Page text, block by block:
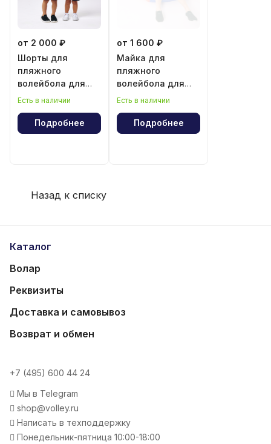
от 2 000 ₽
Шорты для
пляжного
волейбола для
мальчика и
Есть в наличии
Подробнее
от 1 600 ₽
Майка для
пляжного
волейбола для
мальчика
Есть в наличии
Подробнее
Назад к списку
Каталог
Волар
Реквизиты
Доставка и самовывоз
Возврат и обмен
+7 (495) 600 44 24
Мы в Telegram
shop@volley.ru
Написать в техподдержку
Понедельник-пятница 10:00-18:00